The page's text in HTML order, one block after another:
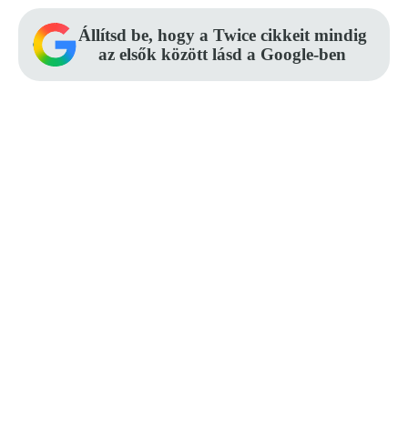
Állítsd be, hogy a Twice cikkeit mindig
az elsők között lásd a Google-ben